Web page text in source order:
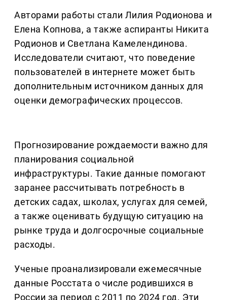
Авторами работы стали Лилия Родионова и
Елена Копнова, а также аспиранты Никита
Родионов и Светлана Камелендинова.
Исследователи считают, что поведение
пользователей в интернете может быть
дополнительным источником данных для
оценки демографических процессов.
Прогнозирование рождаемости важно для
планирования социальной
инфраструктуры. Такие данные помогают
заранее рассчитывать потребность в
детских садах, школах, услугах для семей,
а также оценивать будущую ситуацию на
рынке труда и долгосрочные социальные
расходы.
Ученые проанализировали ежемесячные
данные Росстата о числе родившихся в
России за период с 2011 по 2024 год. Эти